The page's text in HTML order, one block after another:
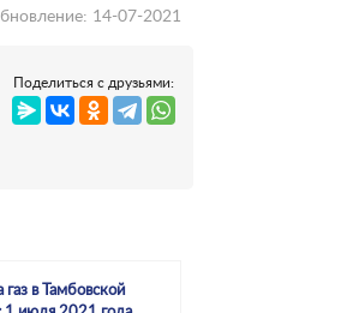
14-07-2021
Поделиться с друзьями:
газ в Тамбовской